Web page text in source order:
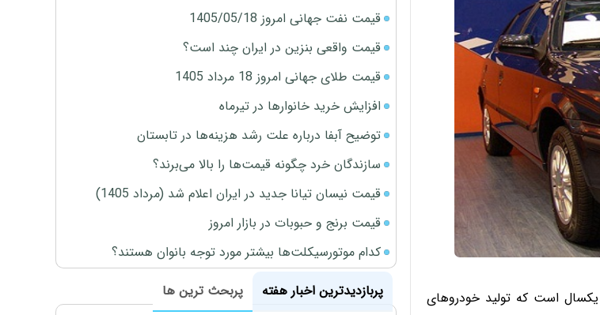
است که تولید خودروهای
قیمت نفت جهانی امروز 1405/05/18
قیمت واقعی بنزین در ایران چند است؟
قیمت طلای جهانی امروز 18 مرداد 1405
افزایش خرید خانوارها در تیرماه
توضیح آبفا درباره علت رشد هزینه‌ها در تابستان
سازندگان خرد چگونه قیمت‌ها را بالا می‌برند؟
قیمت نیسان تیانا جدید در ایران اعلام شد (مرداد 1405)
قیمت برنج و حبوبات در بازار امروز
کدام موتورسیکلت‌ها بیشتر مورد توجه بانوان هستند؟
پربازدیدترین اخبار هفته
پربحث ترین ها